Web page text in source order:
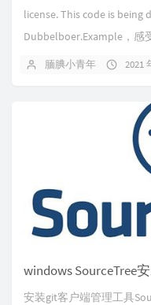
license. This code is
Dubbelboer.Example，感
腼腆小青年 2021
windows SourceTree
安装git客户端管理工具